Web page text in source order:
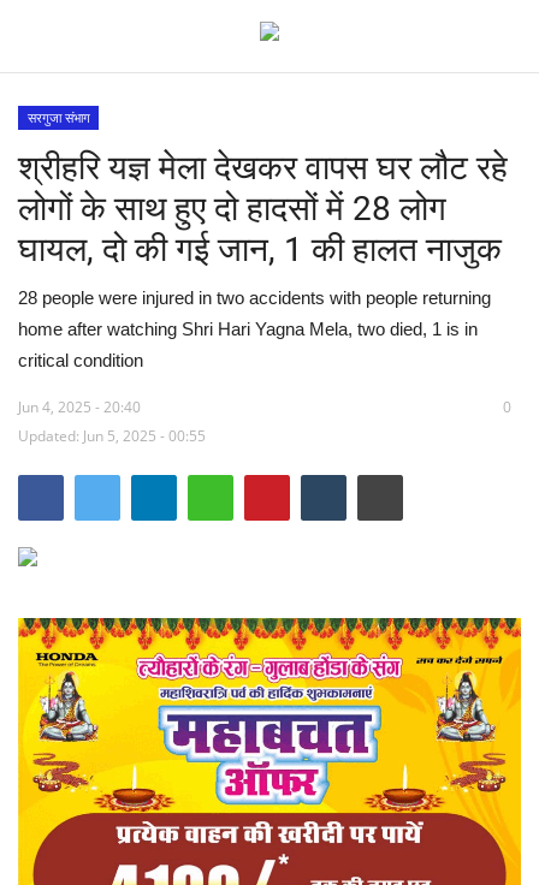
विश्व
देश
मध्य प्रदेश
विदेश
मुख्य समाचार
छत्तीसगढ़
राज्य
व्यापार
संपादकीय
रोजगार
सरगुजा संभाग
श्रीहरि यज्ञ मेला देखकर वापस घर लौट रहे
लोगों के साथ हुए दो हादसों में 28 लोग
घायल, दो की गई जान, 1 की हालत नाजुक
28 people were injured in two accidents with people returning
home after watching Shri Hari Yagna Mela, two died, 1 is in
critical condition
Jun 4, 2025 - 20:40
Updated: Jun 5, 2025 - 00:55
0